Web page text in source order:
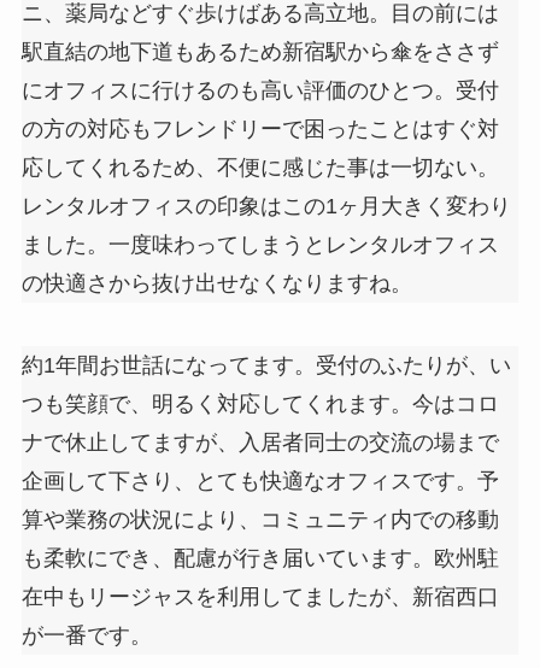
ニ、薬局などすぐ歩けばある高立地。目の前には
駅直結の地下道もあるため新宿駅から傘をささず
にオフィスに行けるのも高い評価のひとつ。受付
の方の対応もフレンドリーで困ったことはすぐ対
応してくれるため、不便に感じた事は一切ない。
レンタルオフィスの印象はこの1ヶ月大きく変わり
ました。一度味わってしまうとレンタルオフィス
の快適さから抜け出せなくなりますね。
約1年間お世話になってます。受付のふたりが、い
つも笑顔で、明るく対応してくれます。今はコロ
ナで休止してますが、入居者同士の交流の場まで
企画して下さり、とても快適なオフィスです。予
算や業務の状況により、コミュニティ内での移動
も柔軟にでき、配慮が行き届いています。欧州駐
在中もリージャスを利用してましたが、新宿西口
が一番です。